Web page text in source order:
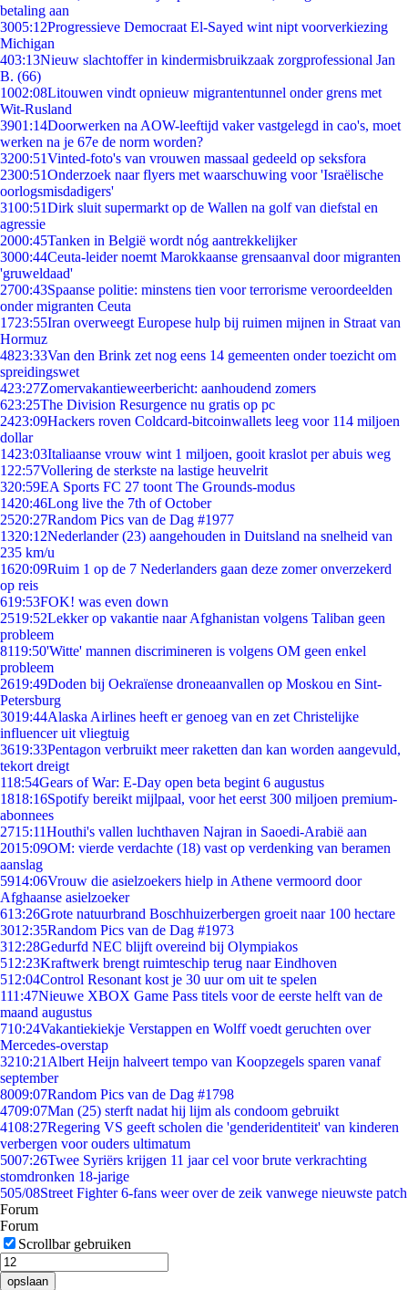
betaling aan
3005:12Progressieve Democraat El-Sayed wint nipt voorverkiezing
Michigan
403:13Nieuw slachtoffer in kindermisbruikzaak zorgprofessional Jan
B. (66)
1002:08Litouwen vindt opnieuw migrantentunnel onder grens met
Wit-Rusland
3901:14Doorwerken na AOW-leeftijd vaker vastgelegd in cao's, moet
werken na je 67e de norm worden?
3200:51Vinted-foto's van vrouwen massaal gedeeld op seksfora
2300:51Onderzoek naar flyers met waarschuwing voor 'Israëlische
oorlogsmisdadigers'
3100:51Dirk sluit supermarkt op de Wallen na golf van diefstal en
agressie
2000:45Tanken in België wordt nóg aantrekkelijker
3000:44Ceuta-leider noemt Marokkaanse grensaanval door migranten
'gruweldaad'
2700:43Spaanse politie: minstens tien voor terrorisme veroordeelden
onder migranten Ceuta
1723:55Iran overweegt Europese hulp bij ruimen mijnen in Straat van
Hormuz
4823:33Van den Brink zet nog eens 14 gemeenten onder toezicht om
spreidingswet
423:27Zomervakantieweerbericht: aanhoudend zomers
623:25The Division Resurgence nu gratis op pc
2423:09Hackers roven Coldcard-bitcoinwallets leeg voor 114 miljoen
dollar
1423:03Italiaanse vrouw wint 1 miljoen, gooit kraslot per abuis weg
1 22:57Vollering de sterkste na lastige heuvelrit
320:59EA Sports FC 27 toont The Grounds-modus
1420:46Long live the 7th of October
2520:27Random Pics van de Dag #1977
1320:12Nederlander (23) aangehouden in Duitsland na snelheid van
235 km/u
1620:09Ruim 1 op de 7 Nederlanders gaan deze zomer onverzekerd
op reis
619:53FOK! was even down
2519:52Lekker op vakantie naar Afghanistan volgens Taliban geen
probleem
8119:50'Witte' mannen discrimineren is volgens OM geen enkel
probleem
2619:49Doden bij Oekraïense droneaanvallen op Moskou en Sint-
Petersburg
3019:44Alaska Airlines heeft er genoeg van en zet Christelijke
influencer uit vliegtuig
3619:33Pentagon verbruikt meer raketten dan kan worden aangevuld,
tekort dreigt
118:54Gears of War: E-Day open beta begint 6 augustus
1818:16Spotify bereikt mijlpaal, voor het eerst 300 miljoen premium-
abonnees
2715:11Houthi's vallen luchthaven Najran in Saoedi-Arabië aan
2015:09OM: vierde verdachte (18) vast op verdenking van beramen
aanslag
5914:06Vrouw die asielzoekers hielp in Athene vermoord door
Afghaanse asielzoeker
613:26Grote natuurbrand Boschhuizerbergen groeit naar 100 hectare
3012:35Random Pics van de Dag #1973
312:28Gedurfd NEC blijft overeind bij Olympiakos
512:23Kraftwerk brengt ruimteschip terug naar Eindhoven
512:04Control Resonant kost je 30 uur om uit te spelen
111:47Nieuwe XBOX Game Pass titels voor de eerste helft van de
maand augustus
710:24Vakantiekiekje Verstappen en Wolff voedt geruchten over
Mercedes-overstap
3210:21 Albert Heijn halveert tempo van Koopzegels sparen vanaf
september
8009:07Random Pics van de Dag #1798
4709:07Man (25) sterft nadat hij lijm als condoom gebruikt
4108:27Regering VS geeft scholen die 'genderidentiteit' van kinderen
verbergen voor ouders ultimatum
5007:26Twee Syriërs krijgen 11 jaar cel voor brute verkrachting
stomdronken 18-jarige
505/08Street Fighter 6-fans weer over de zeik vanwege nieuwste patch
Forum
Forum
Scrollbar gebruiken
opslaan